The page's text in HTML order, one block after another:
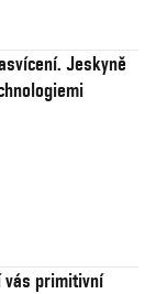
Jeskyně
vás primitivní